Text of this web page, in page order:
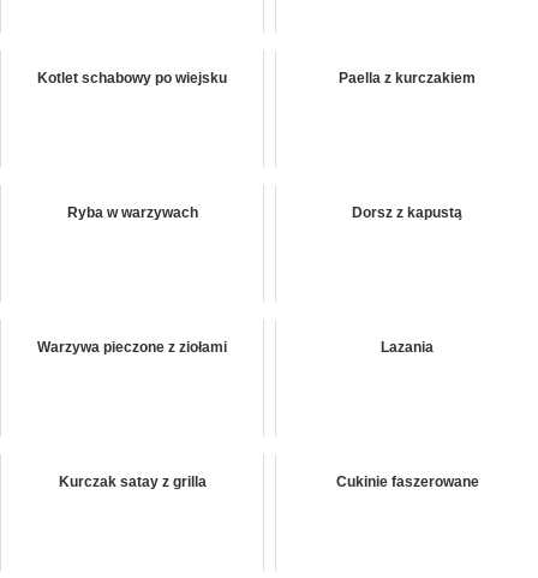
Kotlet schabowy po wiejsku Paella z kurczakiem
Ryba w warzywach Dorsz z kapustą
Warzywa pieczone z ziołami Lazania
Kurczak satay z grilla Cukinie faszerowane